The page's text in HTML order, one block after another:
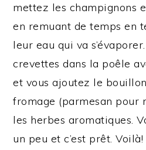
mettez les champignons
en remuant de temps en
leur eau qui va
crevettes dans la poêle
et vous ajoutez le
fromage (parmesan pour
les herbes aromatiques.
un peu et c’est prêt.